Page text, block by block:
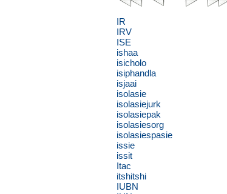
IR
IRV
ISE
ishaa
isicholo
isiphandla
isjaai
isolasie
isolasiejurk
isolasiepak
isolasiesorg
isolasiespasie
issie
issit
Itac
itshitshi
IUBN